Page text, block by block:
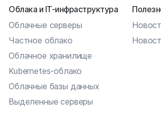
Облака и IT-инфраструктура
Облачные серверы
Частное облако
Облачное хранилище
Kubernetes-облако
Облачные базы данных
Выделенные серверы